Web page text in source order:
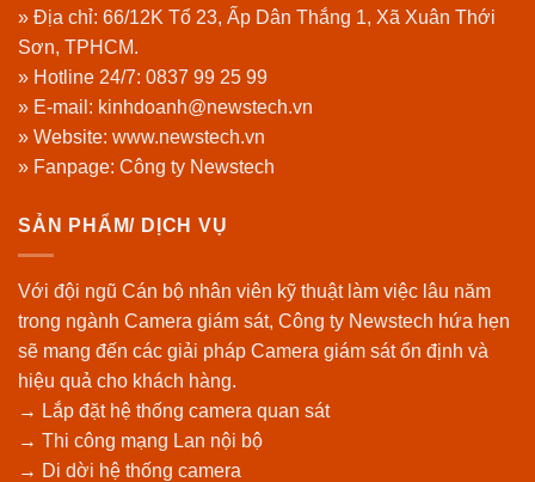
» Địa chỉ: 66/12K Tổ 23, Ấp Dân Thắng 1, Xã Xuân Thới
Sơn, TPHCM.
» Hotline 24/7: 0837 99 25 99
» E-mail: kinhdoanh@newstech.vn
» Website: www.newstech.vn
» Fanpage: Công ty Newstech
SẢN PHẨM/ DỊCH VỤ
Với đội ngũ Cán bộ nhân viên kỹ thuật làm việc lâu năm
trong ngành Camera giám sát, Công ty Newstech hứa hẹn
sẽ mang đến các giải pháp Camera giám sát ổn định và
hiệu quả cho khách hàng.
→ Lắp đặt hệ thống camera quan sát
→ Thi công mạng Lan nội bộ
→ Di dời hệ thống camera